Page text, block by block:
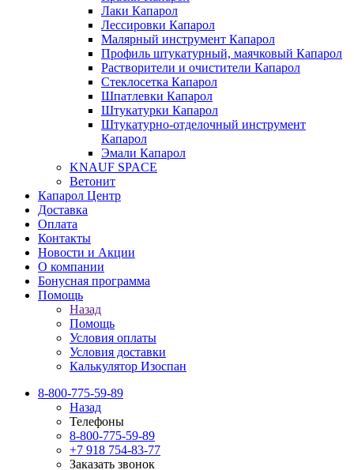
Лаки Капарол
Лессировки Капарол
Малярный инструмент Капарол
Профиль штукатурный, маячковый Капарол
Растворители и очистители Капарол
Cтеклосетка Капарол
Шпатлевки Капарол
Штукатурки Капарол
Штукатурно-отделочный инструмент
Капарол
Эмали Капарол
KNAUF SPACE
Ветонит
Капарол Центр
Доставка
Оплата
Контакты
Новости и Акции
О компании
Бонусная программа
Помощь
Назад
Помощь
Условия оплаты
Условия доставки
Калькулятор Изоспан
8-800-775-59-89
Назад
Телефоны
8-800-775-59-89
+7 918 754-83-77
Заказать звонок